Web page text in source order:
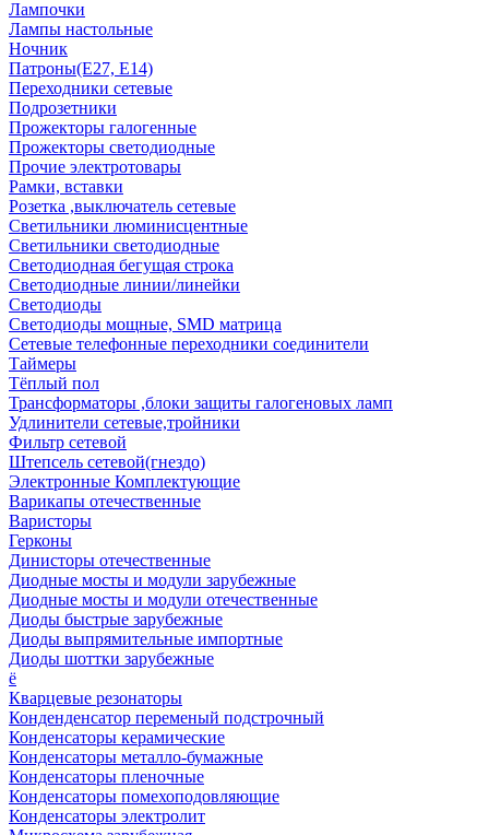
Лампочки
Лампы настольные
Ночник
Патроны(Е27, Е14)
Переходники сетевые
Подрозетники
Прожекторы галогенные
Прожекторы светодиодные
Прочие электротовары
Рамки, вставки
Розетка ,выключатель сетевые
Светильники люминисцентные
Светильники светодиодные
Светодиодная бегущая строка
Светодиодные линии/линейки
Светодиоды
Светодиоды мощные, SMD матрица
Сетевые телефонные переходники соединители
Таймеры
Тёплый пол
Трансформаторы ,блоки защиты галогеновых ламп
Удлинители сетевые,тройники
Фильтр сетевой
Штепсель сетевой(гнездо)
Электронные Комплектующие
Варикапы отечественные
Варисторы
Герконы
Динисторы отечественные
Диодные мосты и модули зарубежные
Диодные мосты и модули отечественные
Диоды быстрые зарубежные
Диоды выпрямительные импортные
Диоды шоттки зарубежные
ё
Кварцевые резонаторы
Конденденсатор переменый подстрочный
Конденсаторы керамические
Конденсаторы металло-бумажные
Конденсаторы пленочные
Конденсаторы помехоподовляющие
Конденсаторы электролит